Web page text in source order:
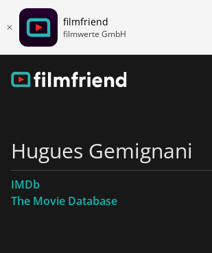
filmfriend
filmwerte GmbH
Hugues Gemignani
IMDb
The Movie Database